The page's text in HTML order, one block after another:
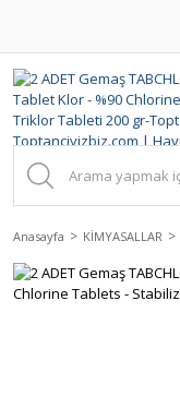
Anasayfa KİMYASALLAR